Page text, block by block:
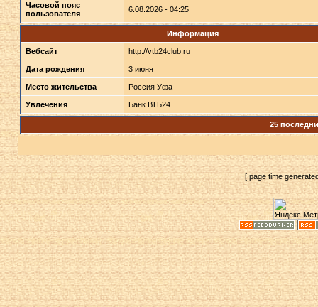
Часовой пояс
пользователя
6.08.2026 - 04:25
Информация
Вебсайт http://vtb24club.ru
Дата рождения 3 июня
Место жительства Россия Уфа
Увлечения Банк ВТБ24
25
[ page time